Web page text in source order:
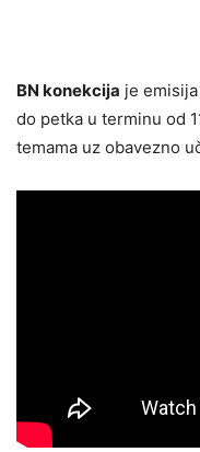
BN konekcija je
do petka u terminu od
temama uz obavezno